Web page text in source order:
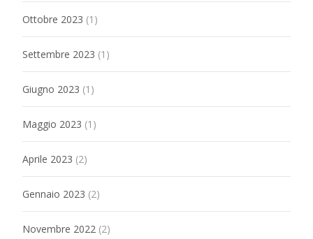
Ottobre 2023 (1)
Settembre 2023 (1)
Giugno 2023 (1)
Maggio 2023 (1)
Aprile 2023 (2)
Gennaio 2023 (2)
Novembre 2022 (2)